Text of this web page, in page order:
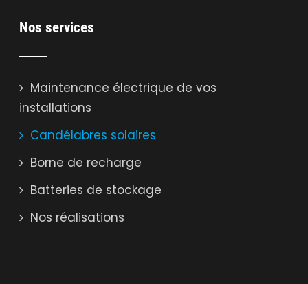
Nos services
Maintenance électrique de vos
installations
Candélabres solaires
Borne de recharge
Batteries de stockage
Nos réalisations